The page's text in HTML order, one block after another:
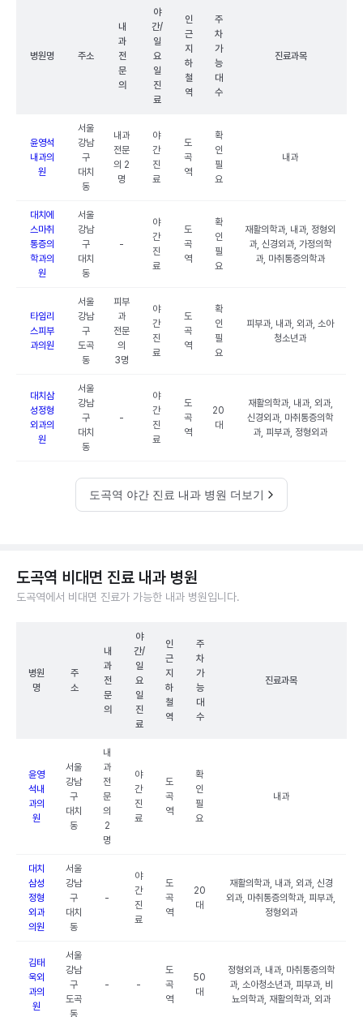
병원명 주소
내
과
전
문
의
야
간/
일
요
일
진
료
인
근
지
하
철
역
주
차
가
능
대
수
진료과목
윤영석
내과의
원
서울
강남
구
대치
동
내과
전문
의 2
명
야
간
진
료
도
곡
역
확
인
필
요
내과
대치에
스마취
통증의
학과의
원
서울
강남
구
대치
동
-
야
간
진
료
도
곡
역
확
인
필
요
재활의학과, 내과, 정형외
과, 신경외과, 가정의학
과, 마취통증의학과
타임리
스피부
과의원
서울
강남
구
도곡
동
피부
과
전문
의
3명
야
간
진
료
도
곡
역
확
인
필
요
피부과, 내과, 외과, 소아
청소년과
대치삼
성정형
외과의
원
서울
강남
구
대치
동
-
야
간
진
료
도
곡
역
20
대
재활의학과, 내과, 외과,
신경외과, 마취통증의학
과, 피부과, 정형외과
도곡역 야간 진료 내과 병원 더보기
도곡역 비대면 진료 내과 병원
도곡역에서 비대면 진료가 가능한 내과 병원입니다.
병원
명
주
소
내
과
전
문
의
야
간/
일
요
일
진
료
인
근
지
하
철
역
주
차
가
능
대
수
진료과목
윤영
석내
과의
원
서울
강남
구
대치
동
내
과
전
문
의
2
명
야
간
진
료
도
곡
역
확
인
필
요
내과
대치
삼성
정형
외과
의원
서울
강남
구
대치
동
-
야
간
진
료
도
곡
역
20
대
재활의학과, 내과, 외과, 신경
외과, 마취통증의학과, 피부과,
정형외과
김태
욱외
과의
원
서울
강남
구
도곡
동
- -
도
곡
역
50
대
정형외과, 내과, 마취통증의학
과, 소아청소년과, 피부과, 비
뇨의학과, 재활의학과, 외과